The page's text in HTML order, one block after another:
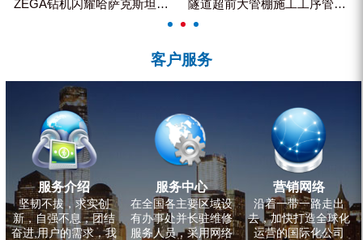
ZEGA钻机闪耀哈萨克斯坦国际... 隧道超前大管棚施工工序管理控制
客户服务
服务介绍
坚韧不拔，求实创
新，自强不息，团结
奋进,用户的需求，我
服务中心
在全国各主要区域设
有办事处并长驻维修
服务人员，采用网络
营销网络
沿着一带一路走出
去，加快打造全球化
运营的国际化公司